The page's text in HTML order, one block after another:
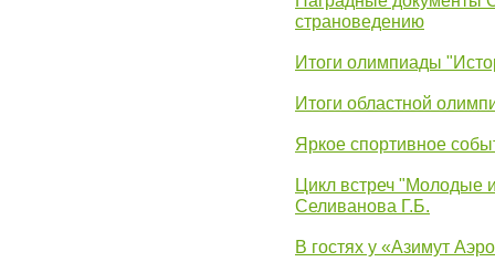
страноведению
Итоги олимпиады
Итоги областной
Яркое спортивное
Цикл встреч "Молодые
Селиванова Г.Б.
В гостях у «Азимут